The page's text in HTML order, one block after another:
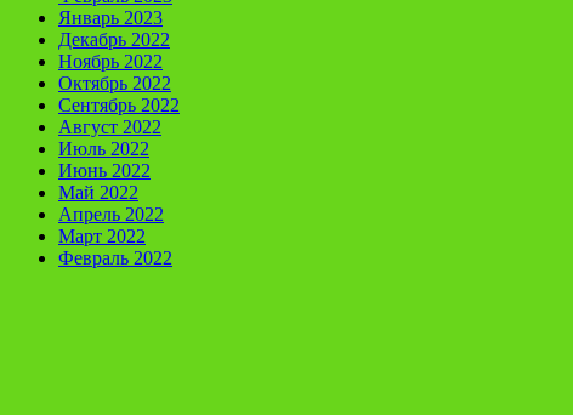
Январь 2023
Декабрь 2022
Ноябрь 2022
Октябрь 2022
Сентябрь 2022
Август 2022
Июль 2022
Июнь 2022
Май 2022
Апрель 2022
Март 2022
Февраль 2022